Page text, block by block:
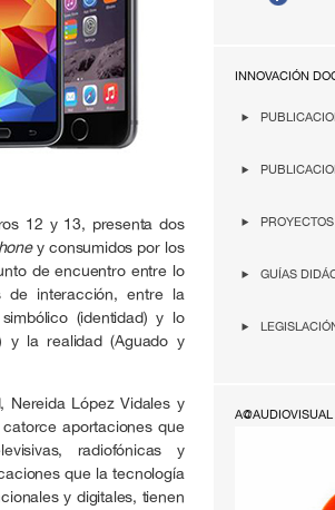
INNOVACIÓN
GUÍAS
A@AUDIOVISUAL
12 y 13, presenta dos
y consumidos por los
de encuentro entre lo
interacción, entre la
(identidad) y lo
y la realidad (Aguado y
Nereida López Vidales y
aportaciones que
radiofónicas y
que la tecnología
y digitales, tienen